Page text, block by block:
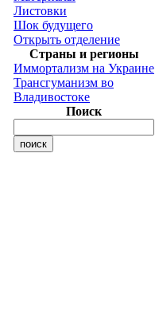
Листовки
Шок будущего
Открыть отделение
Страны и регионы
Иммортализм на Украине
Трансгуманизм во
Владивостоке
Поиск